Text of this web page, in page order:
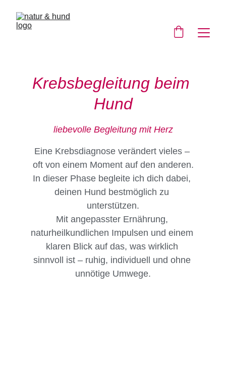
Krebsbegleitung beim
Hund
liebevolle Begleitung mit Herz
Eine Krebsdiagnose verändert vieles –
oft von einem Moment auf den anderen.
In dieser Phase begleite ich dich dabei,
deinen Hund bestmöglich zu
unterstützen.
Mit angepasster Ernährung,
naturheilkundlichen Impulsen und einem
klaren Blick auf das, was wirklich
sinnvoll ist – ruhig, individuell und ohne
unnötige Umwege.